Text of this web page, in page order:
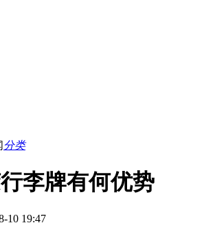
分类
李牌有何优势
10 19:47